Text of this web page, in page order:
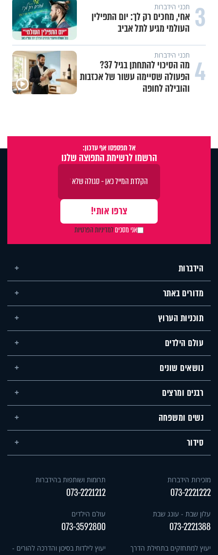
3 תכני הידברות
אחי, מחכים רק לך: יום התפילין
העולמי מגיע לתל אביב
4 תכני הידברות
מה הסיכוי להתחתן בגיל 37?
הפעולה שסיימה עשור של אכזבות
והובילה לחופה
אל תפספסו אף עדכון:
הרשמו לרשימת התפוצה שלנו
אני מסכיםלמדיניות הפרטיות
הידברות
מדורים באתר
תוכניות הערוץ
עולם הילדים
נושאים שונים
רבנים ומרצים
נשים ומשפחה
סידור
מזכירות הידברות
073-2221222
תרומות ושותפות בהידברות
073-2221212
עלון שבת - עונג שבת
073-2221388
עולם הילדים
073-3592800
יעוץ למתחזקים בתחילת הדרך
יעוץ לילדות בסיכון והדרכה להורים -